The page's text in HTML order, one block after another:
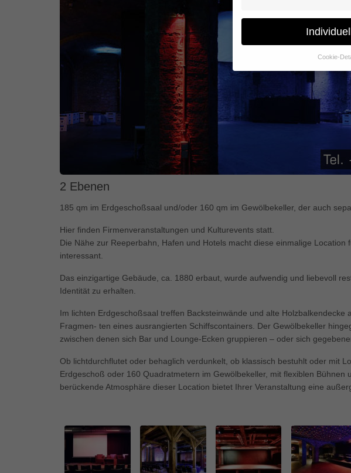
2 Ebenen
185 qm im Erdgeschoßsaal und/oder 160 qm im Gewölbekeller, der auch
Hier finden Firmenveranstaltungen und Kulturevents statt.
Die Nähe zur Reeperbahn, Hafen und Hotels macht diese einmalige Location
interessant.
Das einzigartige Gebäude, ca. 1880 erbaut, wurde aufwendig und liebevoll
Identität zu erhalten.
Im lichten Erdgeschoßsaal treffen Backsteinwände und alte Holzbalkendecke
Fragmen- ten eines ausrangierten Schiffscontainers. Der Gewölbekeller
zwischen denen sich Bar und Lounge-Ecken gruppieren – oder sich
Ob lichtdurchflutet oder behaglich verdunkelt, ob klassisch bestuhlt oder mit
Erdgeschoß oder 160 Quadratmetern im Gewölbekeller, mit flexiblen Bühnen
berückende Atmosphäre dieser Location bietet Ihrer Veranstaltung eine
Cookie-
Wenn Sie unter 16 Jahre alt
geben möchten, müssen
Wir verwenden Cookies und
von ihnen sind essenziell,
(z. B. IP-Adressen), z. B. für
finden Sie in unserer
anzeigen lassen und so nur
Alle akzeptieren
Essenzielle Cookies
Marketing (1)
Werbung anzuzeigen. Sie tun
Inhalte von Videoplattformen
Wenn Cookies von externen
keiner manuellen Einwilligung